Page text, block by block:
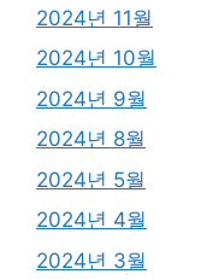
2024년 11월
2024년 10월
2024년 9월
2024년 8월
2024년 5월
2024년 4월
2024년 3월